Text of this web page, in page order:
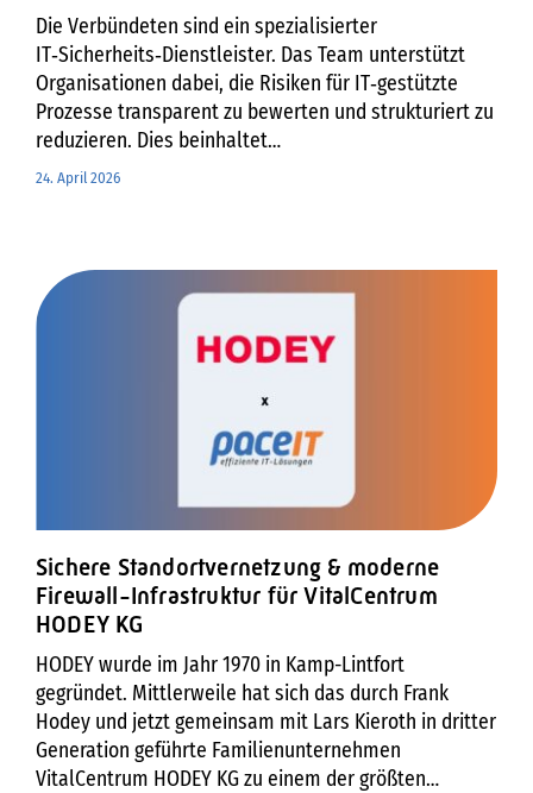
Die Verbündeten sind ein spezialisierter
IT‑Sicherheits‑Dienstleister. Das Team unterstützt
Organisationen dabei, die Risiken für IT‑gestützte
Prozesse transparent zu bewerten und strukturiert zu
reduzieren. Dies beinhaltet
IT‑Sicherheits‑Assessments, die Bewertung von
an Kunden wurde es für Die Verbündeten notwendig,
ihre bisher selbst betriebene Enginsight‑Umgebung
abzulösen und in eine flexible, hochverfügbare
Managed‑Umgebung zu überführen. Ziel war es, die
Resilienz der von ihnen betreuten Organisationen -
ihrer Verbündeten - nachhaltig zu stärken.
24. April 2026
Sichere Standortvernetzung & moderne
Firewall-Infrastruktur für VitalCentrum
HODEY KG
HODEY wurde im Jahr 1970 in Kamp-Lintfort
gegründet. Mittlerweile hat sich das durch Frank
Hodey und jetzt gemeinsam mit Lars Kieroth in dritter
Generation geführte Familienunternehmen
VitalCentrum HODEY KG zu einem der größten